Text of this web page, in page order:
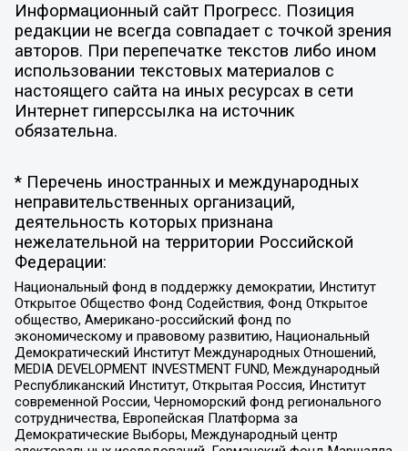
Информационный сайт Прогресс. Позиция
редакции не всегда совпадает с точкой зрения
авторов. При перепечатке текстов либо ином
использовании текстовых материалов с
настоящего сайта на иных ресурсах в сети
Интернет гиперссылка на источник
обязательна.
* Перечень иностранных и международных
неправительственных организаций,
деятельность которых признана
нежелательной на территории Российской
Федерации:
Национальный фонд в поддержку демократии, Институт
Открытое Общество Фонд Содействия, Фонд Открытое
общество, Американо-российский фонд по
экономическому и правовому развитию, Национальный
Демократический Институт Международных Отношений,
MEDIA DEVELOPMENT INVESTMENT FUND, Международный
Республиканский Институт, Открытая Россия, Институт
современной России, Черноморский фонд регионального
сотрудничества, Европейская Платформа за
Демократические Выборы, Международный центр